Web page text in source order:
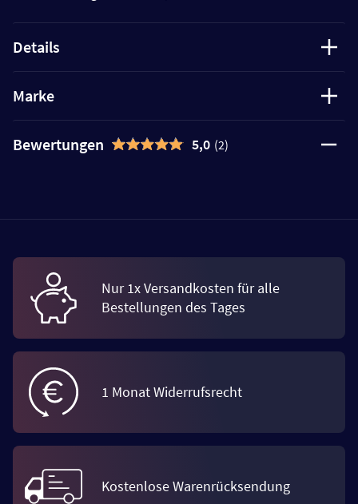
Details
Marke
Bewertungen 5,0 (2)
Nur 1x Versandkosten für alle
Bestellungen des Tages
1 Monat Widerrufsrecht
Kostenlose Warenrücksendung